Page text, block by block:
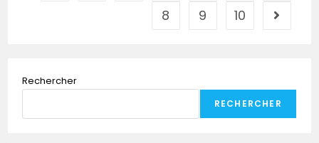
8
9 10
Rechercher
RECHERCHER